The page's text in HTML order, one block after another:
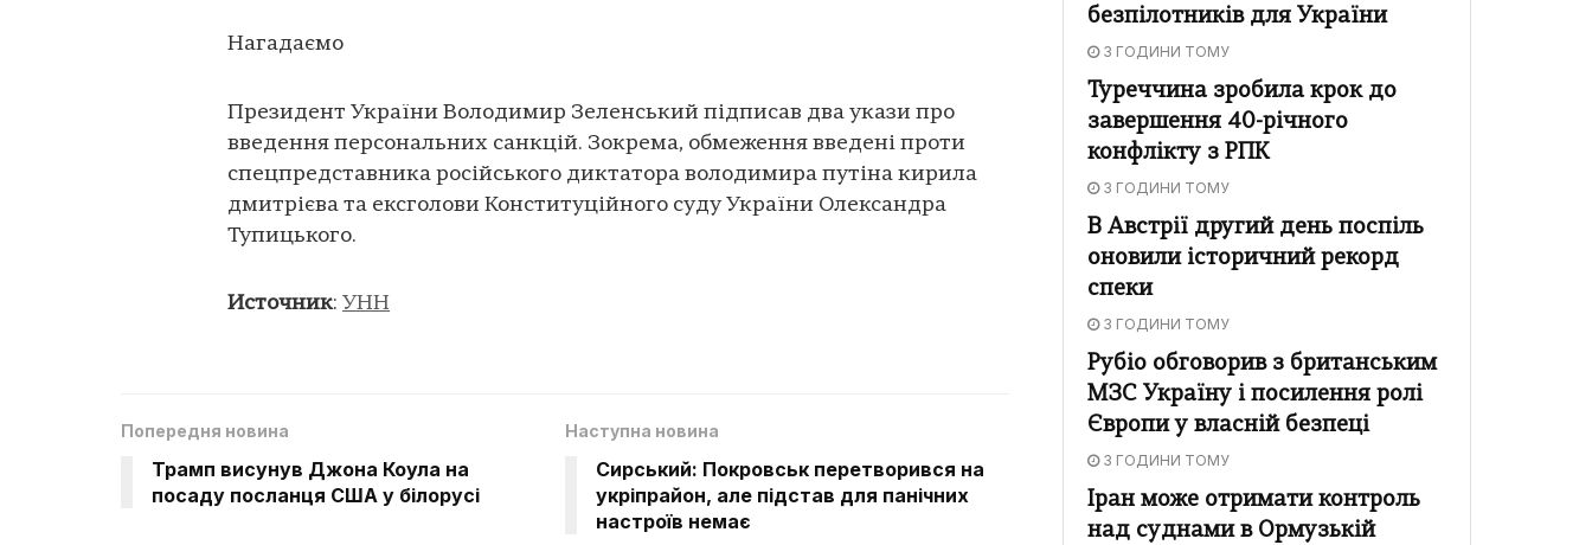
Нагадаємо
Президент України Володимир Зеленський підписав два укази про
введення персональних санкцій. Зокрема, обмеження введені проти
спецпредставника російського диктатора володимира путіна кирила
дмитрієва та ексголови Конституційного суду України Олександра
Тупицького.
Источник: УНН
Попередня новина
Трамп висунув Джона Коула на
посаду посланця США у білорусі
Наступна новина
Сирський: Покровськ перетворився на
укріпрайон, але підстав для панічних
настроїв немає
безпілотників для України
3 ГОДИНИ ТОМУ
Туреччина зробила крок до
завершення 40-річного
конфлікту з РПК
3 ГОДИНИ ТОМУ
В Австрії другий день поспіль
оновили історичний рекорд
спеки
3 ГОДИНИ ТОМУ
Рубіо обговорив з британським
МЗС Україну і посилення ролі
Європи у власній безпеці
3 ГОДИНИ ТОМУ
Іран може отримати контроль
над суднами в Ормузькій